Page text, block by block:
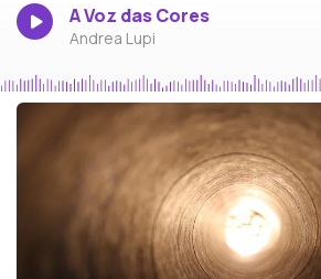
A Voz das Cores
Andrea Lupi